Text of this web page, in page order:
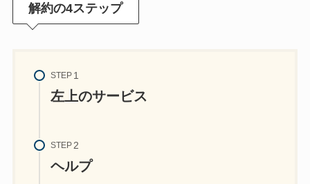
解約の4ステップ
STEP
左上のサービス
STEP
ヘルプ